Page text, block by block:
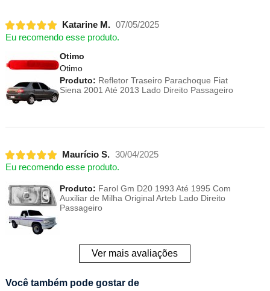
Katarine M. 07/05/2025
Eu recomendo esse produto.
Otimo
Otimo
Produto: Refletor Traseiro Parachoque Fiat
Siena 2001 Até 2013 Lado Direito Passageiro
Maurício S. 30/04/2025
Eu recomendo esse produto.
Produto: Farol Gm D20 1993 Até 1995 Com
Auxiliar de Milha Original Arteb Lado Direito
Passageiro
Ver mais avaliações
Você também pode gostar de